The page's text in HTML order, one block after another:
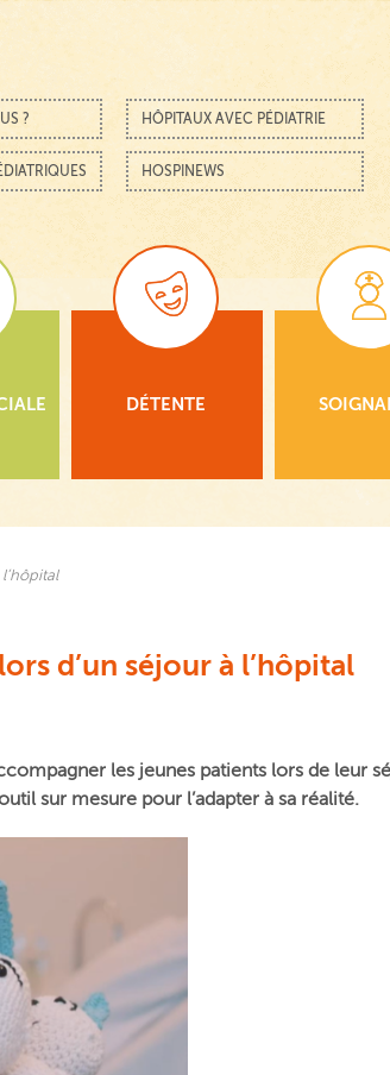
? HÔPITAUX AVEC PÉDIATRIE
HOSPINEWS
DÉTENTE
d’un séjour à l’hôpital
les jeunes patients lors de leur
sur mesure pour l’adapter à sa réalité.